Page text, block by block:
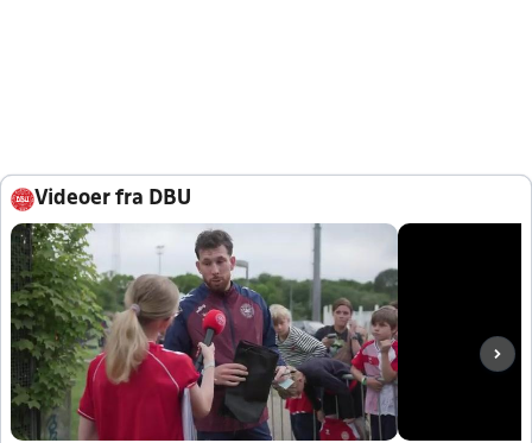
Videoer fra DBU